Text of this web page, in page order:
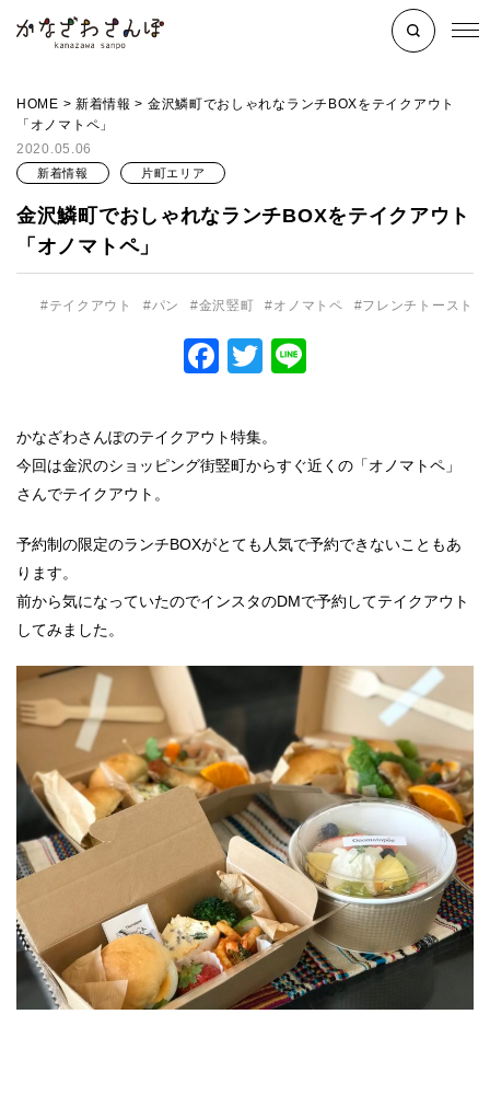
HOME > 新着情報 > 金沢鱗町でおしゃれなランチBOXをテイクアウト
「オノマトペ」
2020.05.06
新着情報 片町エリア
金沢鱗町でおしゃれなランチBOXをテイクアウト
「オノマトペ」
テイクアウト パン 金沢竪町 オノマトペ フレンチトースト
Facebook
Twitter
かなざわさんぽのテイクアウト特集。
今回は金沢のショッピング街竪町からすぐ近くの「オノマトペ」
さんでテイクアウト。
予約制の限定のランチBOXがとても人気で予約できないこともあ
ります。
前から気になっていたのでインスタのDMで予約してテイクアウト
してみました。